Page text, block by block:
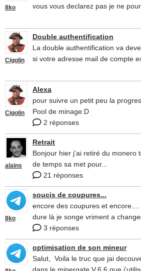
8ko
vous vous declarez pas je ne
Cigolin
Double authentification
La double authentification va
si votre adresse mail de compte
Cigolin
Alexa
pour suivre un petit peu la
Pool de minage:D
2 réponses
alains
Retrait
Bonjour hier j'ai retiré du monero
de temps sa met pour...
21 réponses
8ko
soucis de coupures...
encore des coupures et
dure là je songe vriment a
3 réponses
optimisation de son mineur
Salut, Voila le truc que jai